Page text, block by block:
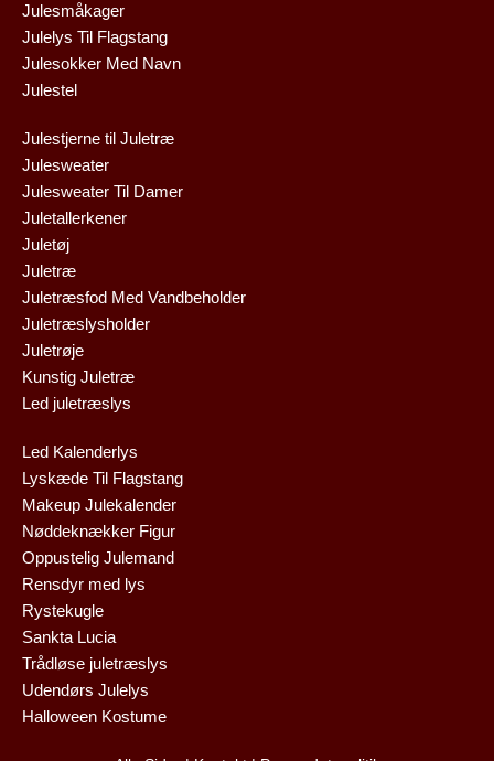
Julesmåkager
Julelys Til Flagstang
Julesokker Med Navn
Julestel
Julestjerne til Juletræ
Julesweater
Julesweater Til Damer
Juletallerkener
Juletøj
Juletræ
Juletræsfod Med Vandbeholder
Juletræslysholder
Juletrøje
Kunstig Juletræ
Led juletræslys
Led Kalenderlys
Lyskæde Til Flagstang
Makeup Julekalender
Nøddeknækker Figur
Oppustelig Julemand
Rensdyr med lys
Rystekugle
Sankta Lucia
Trådløse juletræslys
Udendørs Julelys
Halloween Kostume